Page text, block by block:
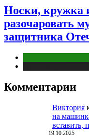
Носки, кружка
разочаровать
защитника
Комментарии
Виктория
на
вставить,
19.10.2025